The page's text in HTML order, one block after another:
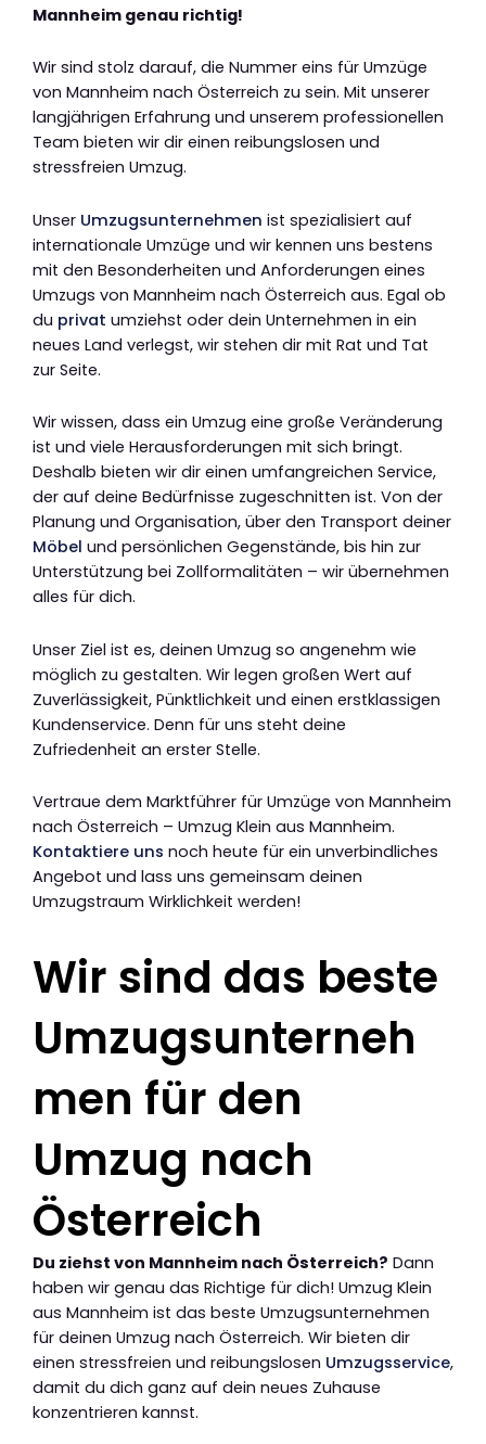
Mannheim genau richtig!
Wir sind stolz darauf, die Nummer eins für Umzüge
von Mannheim nach Österreich zu sein. Mit unserer
langjährigen Erfahrung und unserem professionellen
Team bieten wir dir einen reibungslosen und
stressfreien Umzug.
Unser Umzugsunternehmen ist spezialisiert auf
internationale Umzüge und wir kennen uns bestens
mit den Besonderheiten und Anforderungen eines
Umzugs von Mannheim nach Österreich aus. Egal ob
du privat umziehst oder dein Unternehmen in ein
neues Land verlegst, wir stehen dir mit Rat und Tat
zur Seite.
Wir wissen, dass ein Umzug eine große Veränderung
ist und viele Herausforderungen mit sich bringt.
Deshalb bieten wir dir einen umfangreichen Service,
der auf deine Bedürfnisse zugeschnitten ist. Von der
Planung und Organisation, über den Transport deiner
Möbel und persönlichen Gegenstände, bis hin zur
Unterstützung bei Zollformalitäten – wir übernehmen
alles für dich.
Unser Ziel ist es, deinen Umzug so angenehm wie
möglich zu gestalten. Wir legen großen Wert auf
Zuverlässigkeit, Pünktlichkeit und einen erstklassigen
Kundenservice. Denn für uns steht deine
Zufriedenheit an erster Stelle.
Vertraue dem Marktführer für Umzüge von Mannheim
nach Österreich – Umzug Klein aus Mannheim.
Kontaktiere uns noch heute für ein unverbindliches
Angebot und lass uns gemeinsam deinen
Umzugstraum Wirklichkeit werden!
Wir sind das beste
Umzugsunterneh
men für den
Umzug nach
Österreich
Du ziehst von Mannheim nach Österreich? Dann
haben wir genau das Richtige für dich! Umzug Klein
aus Mannheim ist das beste Umzugsunternehmen
für deinen Umzug nach Österreich. Wir bieten dir
einen stressfreien und reibungslosen Umzugsservice,
damit du dich ganz auf dein neues Zuhause
konzentrieren kannst.